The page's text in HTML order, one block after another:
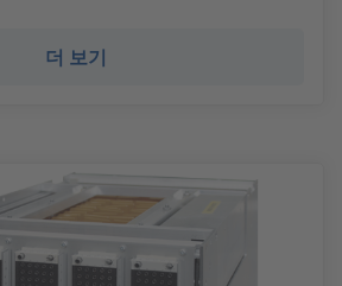
더 보기